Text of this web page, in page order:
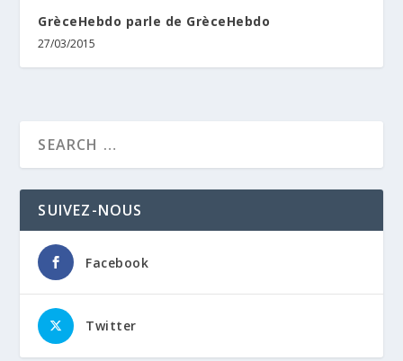
GrèceHebdo parle de GrèceHebdo
27/03/2015
SUIVEZ-NOUS
Facebook
Twitter